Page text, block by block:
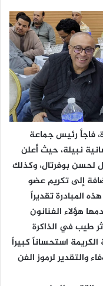
فاجأ رئيس جماعة
نبيلة، حيث أعلن
لحسن بوفرتال، وكذلك
إلى تكريم عضو
المبادرة تقديراً
هؤلاء الفنانون
طيب في الذاكرة
استحساناً كبيراً
والتقدير لرموز الفن